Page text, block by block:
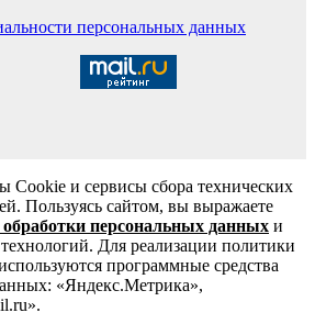
персональных данных
Cookie и сервисы сбора технических
Пользуясь сайтом, вы выражаете
персональных данных и
Для реализации политики
программные средства
«Яндекс.Метрика»,